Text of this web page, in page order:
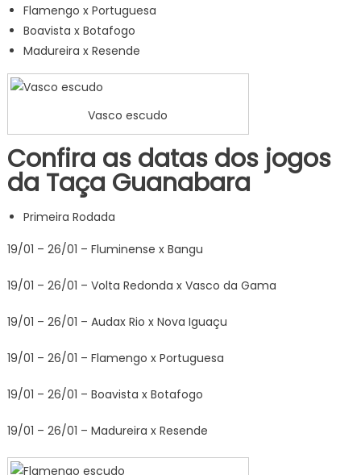
Flamengo x Portuguesa
Boavista x Botafogo
Madureira x Resende
Vasco escudo
Confira as datas dos jogos
da Taça Guanabara
Primeira Rodada
19/01 – 26/01 – Fluminense x Bangu
19/01 – 26/01 – Volta Redonda x Vasco da Gama
19/01 – 26/01 – Audax Rio x Nova Iguaçu
19/01 – 26/01 – Flamengo x Portuguesa
19/01 – 26/01 – Boavista x Botafogo
19/01 – 26/01 – Madureira x Resende